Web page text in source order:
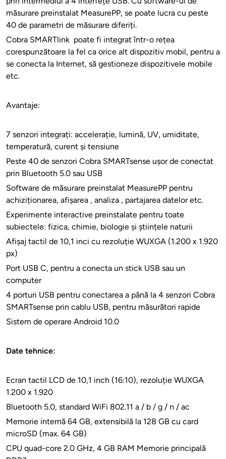
măsurare preinstalat MeasurePP, se poate lucra cu peste
40 de parametri de măsurare diferiți.
Cobra SMARTlink poate fi integrat într-o rețea
corespunzătoare la fel ca orice alt dispozitiv mobil, pentru a
se conecta la Internet, să gestioneze dispozitivele mobile
etc.
Avantaje:
7 senzori integrați: accelerație, lumină, UV, umiditate,
temperatură, curent și tensiune
Peste 40 de senzori Cobra SMARTsense ușor de conectat
prin Bluetooth 5.0 sau USB
Software de măsurare preinstalat MeasurePP pentru
achiziționarea, afișarea , analiza , partajarea datelor etc.
Experimente interactive preinstalate pentru toate
subiectele: fizica, chimie, biologie și științele naturii
Afișaj tactil de 10,1 inci cu rezoluție WUXGA (1.200 x 1.920
px)
Port USB C, pentru a conecta un stick USB sau un
computer
4 porturi USB pentru conectarea a până la 4 senzori Cobra
SMARTsense prin cablu USB, pentru măsurători rapide
Sistem de operare Android 10.0
Date tehnice:
Ecran tactil LCD de 10,1 inch (16:10), rezoluție WUXGA
1.200 x 1.920
Bluetooth 5.0, standard WiFi 802.11 a / b / g / n / ac
Memorie internă 64 GB, extensibilă la 128 GB cu card
microSD (max. 64 GB)
CPU quad-core 2.0 GHz, 4 GB RAM Memorie principală